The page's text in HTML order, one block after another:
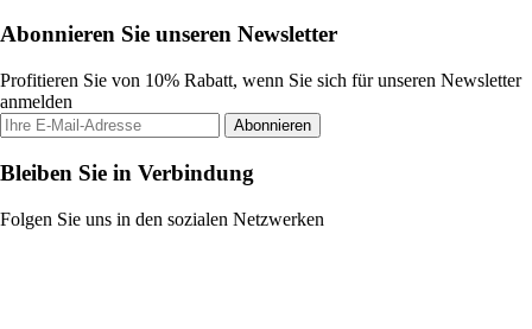
Abonnieren Sie unseren Newsletter
Profitieren Sie von 10% Rabatt, wenn Sie sich für unseren Newsletter
anmelden
Abonnieren
Bleiben Sie in Verbindung
Folgen Sie uns in den sozialen Netzwerken